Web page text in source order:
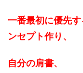
一番最初に優先
ンセプト作り、
自分の肩書、